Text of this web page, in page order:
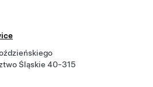
Śląskie 40-315